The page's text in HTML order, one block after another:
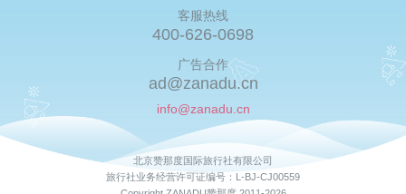
客服热线
400-626-0698
广告合作
ad@zanadu.cn
info@zanadu.cn
北京赞那度国际旅行社有限公司
旅行社业务经营许可证编号：L-BJ-CJ00559